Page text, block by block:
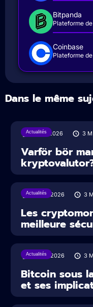
Bitpanda
Plateforme
Coinbase
Plateforme
Dans le même
Actualités
31/07/2026 3 M
Varför bör
Actualités
30/07/2026 3 M
Les
meilleure
Actualités
29/07/2026 3 M
Bitcoin sous
et ses